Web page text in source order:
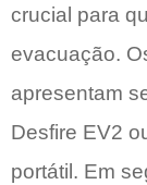
crucial para
evacuação.
apresentam
Desfire EV2
portátil. Em